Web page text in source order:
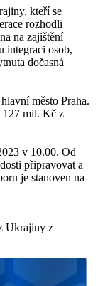
kteří se
rozhodli
na zajištění
integraci osob,
dočasná
město Praha.
127 mil. Kč z
v 10.00. Od
připravovat a
je stanoven na
Ukrajiny z